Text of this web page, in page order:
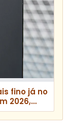
fino já no
2026,